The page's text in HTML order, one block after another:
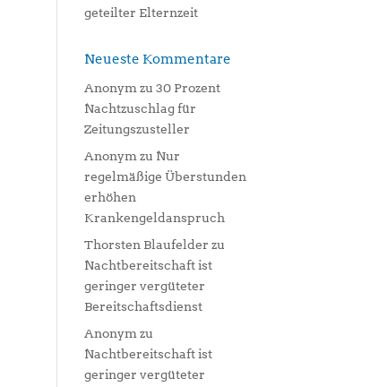
geteilter Elternzeit
Neueste Kommentare
Anonym zu30 Prozent
Nachtzuschlag für
Zeitungszusteller
Anonym zu Nur
regelmäßige Überstunden
erhöhen
Krankengeldanspruch
Thorsten Blaufelder zu
Nachtbereitschaft ist
geringer vergüteter
Bereitschaftsdienst
Anonym zu
Nachtbereitschaft ist
geringer vergüteter